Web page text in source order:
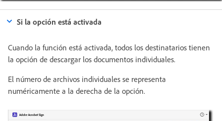
Si la opción está activada
Cuando la función está activada, todos los destinatarios tienen
la opción de descargar los documentos individuales.
El número de archivos individuales se representa
numéricamente a la derecha de la opción.